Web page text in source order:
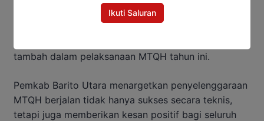
kabupaten/kota mampu memberikan warna baru dan
mempererat hubungan antardaerah. Semangat
tambah dalam pelaksanaan MTQH tahun ini.
Pemkab Barito Utara menargetkan penyelenggaraan
MTQH berjalan tidak hanya sukses secara teknis,
tetapi juga memberikan kesan positif bagi seluruh
Ikuti Saluran